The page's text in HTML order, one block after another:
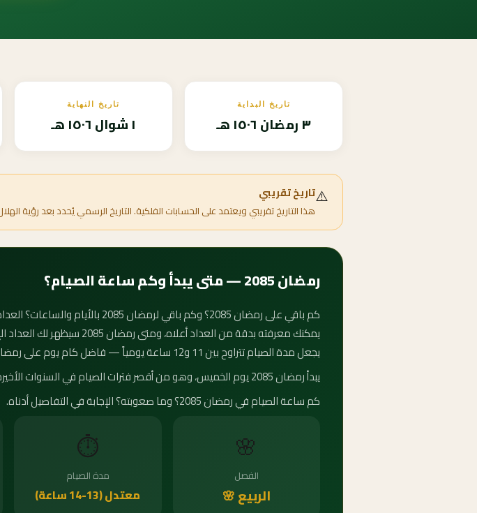
تاريخ البداية
٣ رمضان ١٥٠٦ هـ
تاريخ النهاية
١ شوال ١٥٠٦ هـ
⚠️تاريخ تقريبي
هذا التاريخ تقريبي ويعتمد على الحسابات الفلكية. التاريخ الرسمي يُحدد بعد رؤية
رمضان 2085 — متى يبدأ وكم ساعة الصيام؟
يجعل مدة الصيام تتراوح بين 11 و12 ساعة يومياً — فاضل كام يوم على رمضان؟ شكد باقي على رمضان؟ شحال باقي لرمضان؟ الجواب في العداد أعلاه.
يبدأ رمضان 2085 يوم الخميس، وهو من أقصر فترات الصيام في السنوات الأخيرة مقارنةً برمضان الصيف.
كم ساعة الصيام في رمضان 2085؟ وما صعوبته؟ الإجابة في التفاصيل أدناه.
🌸
الفصل
الربيع 🌸
⏱️
مدة الصيام
معتدل (13-14 ساعة)